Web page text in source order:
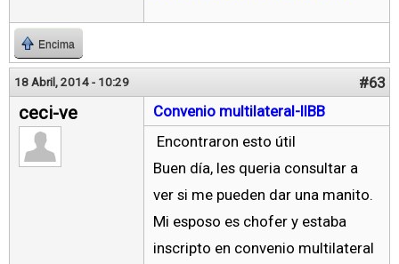
Encima
18 Abril, 2014 - 10:29 #63
ceci-ve
Convenio multilateral-IIBB
Encontraron esto útil
Buen día, les queria consultar a
ver si me pueden dar una manito.
Mi esposo es chofer y estaba
inscripto en convenio multilateral